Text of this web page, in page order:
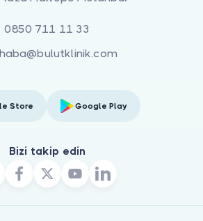
0850 711 11 33
Store Google Play
Bizi takip edin